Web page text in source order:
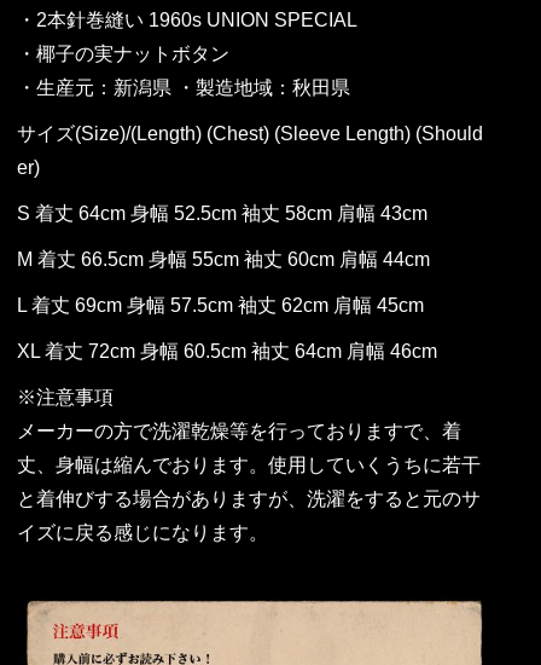
・2本針巻縫い 1960s UNION SPECIAL
・椰子の実ナットボタン
・生産元：新潟県 ・製造地域：秋田県
サイズ(Size)/(Length) (Chest) (Sleeve Length) (Should
er)
S 着丈 64cm 身幅 52.5cm 袖丈 58cm 肩幅 43cm
M 着丈 66.5cm 身幅 55cm 袖丈 60cm 肩幅 44cm
L 着丈 69cm 身幅 57.5cm 袖丈 62cm 肩幅 45cm
XL 着丈 72cm 身幅 60.5cm 袖丈 64cm 肩幅 46cm
※注意事項
メーカーの方で洗濯乾燥等を行っておりますで、着
丈、身幅は縮んでおります。使用していくうちに若干
と着伸びする場合がありますが、洗濯をすると元のサ
イズに戻る感じになります。